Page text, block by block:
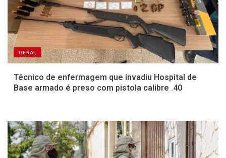
GERAL
Técnico de enfermagem que invadiu Hospital de
Base armado é preso com pistola calibre .40